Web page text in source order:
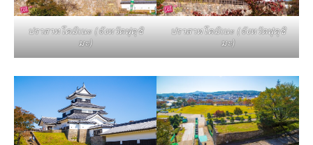
ปราสาทโคมิเนะ (จังหวัดฟุคุชิ
มะ)
ปราสาทโคมิเนะ (จังหวัดฟุคุชิ
มะ)